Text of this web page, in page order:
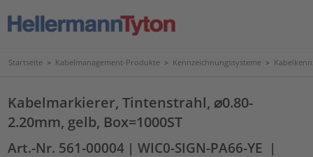
Startseite > Kabelmanagement-Produkte > Kennzeichnungssysteme >
Kabelmarkierer, Tintenstrahl, ⌀0.80-
2.20mm, gelb, Box=1000ST
Art.-Nr. 561-00004 | WIC0-SIGN-PA66-YE |